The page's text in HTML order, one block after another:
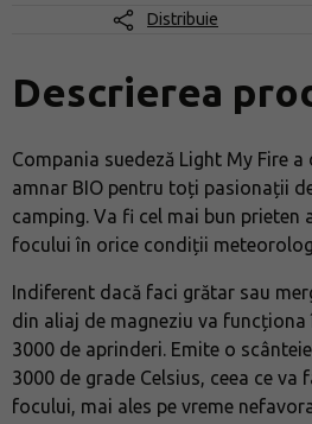
Distribuie
Descrierea
Compania suedeză Light My Fire
amnar BIO pentru toți pasionații
camping. Va fi cel mai bun prieten
focului în orice condiții
Indiferent dacă faci grătar sau
din aliaj de magneziu va
3000 de aprinderi. Emite o
3000 de grade Celsius, ceea ce va
focului, mai ales pe vreme